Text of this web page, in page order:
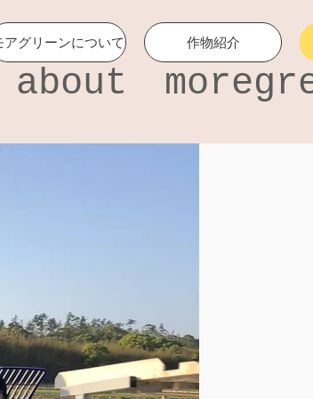
アグリーンについて 作物紹介
​about